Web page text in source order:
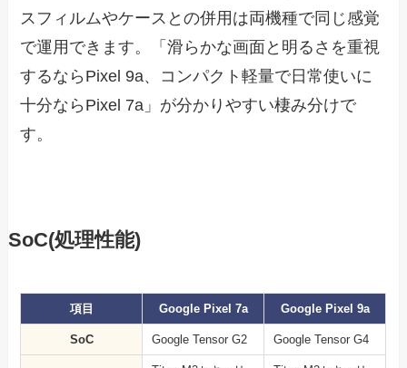
スフィルムやケースとの併用は両機種で同じ感覚
で運用できます。「滑らかな画面と明るさを重視
するならPixel 9a、コンパクト軽量で日常使いに
十分ならPixel 7a」が分かりやすい棲み分けで
す。
SoC(処理性能)
項目 Google Pixel 7a Google Pixel 9a
SoC Google Tensor G2 Google Tensor G4